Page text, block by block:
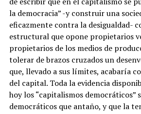
la democracia” -y construir una
eficazmente contra la desigualdad-
estructural que opone propietarios
propietarios de los medios de
tolerar de brazos cruzados un
que, llevado a sus límites, acabaría
del capital. Toda la evidencia
hoy los “capitalismos democráticos”
democráticos que antaño, y que la